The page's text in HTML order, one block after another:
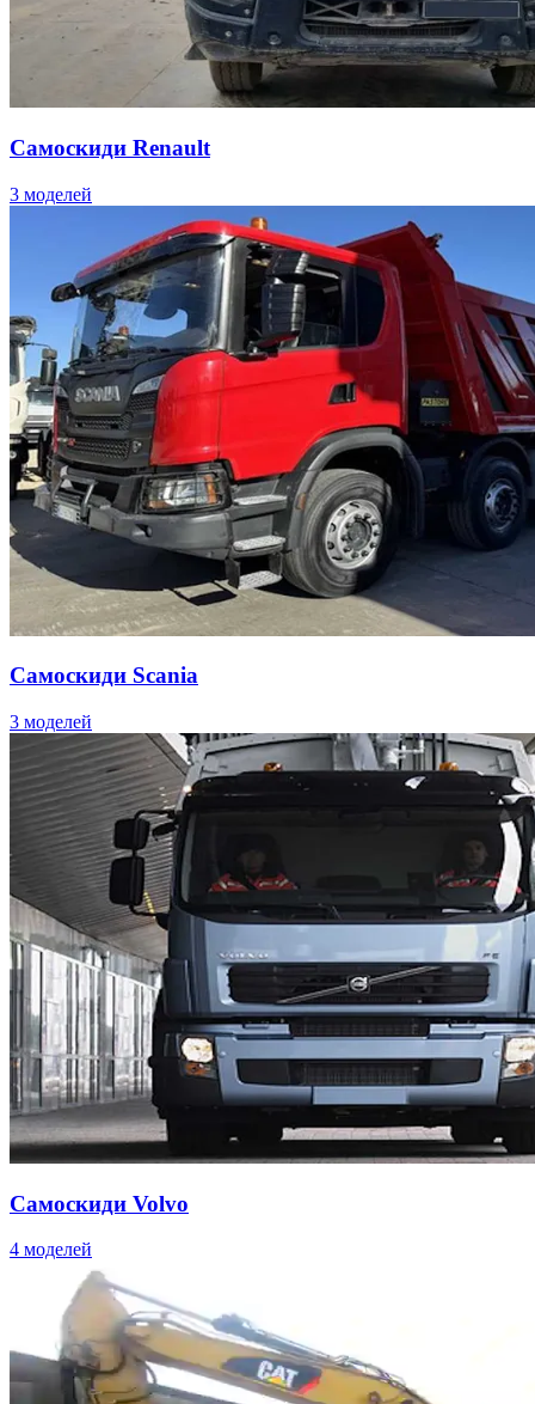
Самоскиди Renault
3 моделей
Самоскиди Scania
3 моделей
Самоскиди Volvo
4 моделей